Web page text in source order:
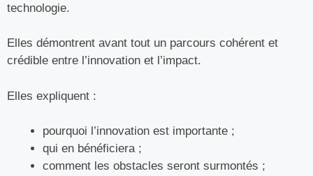
technologie.
Elles démontrent avant tout un parcours cohérent et
crédible entre l’innovation et l’impact.
Elles expliquent :
pourquoi l’innovation est importante ;
qui en bénéficiera ;
comment les obstacles seront surmontés ;